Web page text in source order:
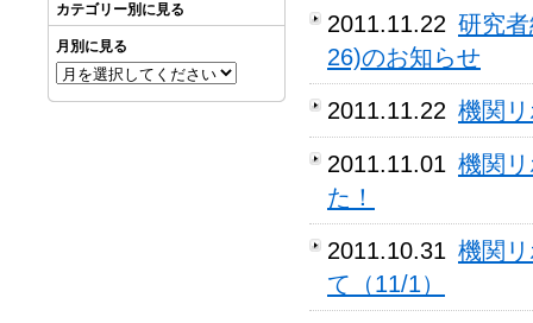
カテゴリー別に見る
月別に見る
2011.11.22 研究
26)のお知らせ
2011.11.22 機関
2011.11.01 機関
た！
2011.10.31 機関
て（11/1）